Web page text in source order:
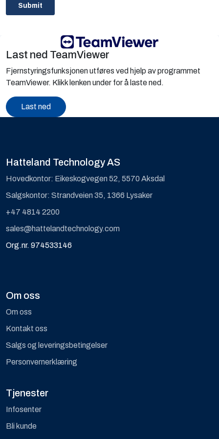
Last ned TeamViewer
Fjernstyringsfunksjonen utføres ved hjelp av programmet
TeamViewer. Klikk lenken under for å laste ned.
Last ned
Hatteland Technology AS
Hovedkontor: Eikeskogvegen 52, 5570 Aksdal
Salgskontor: Strandveien 35, 1366 Lysaker
+47 4814 2200
sales@hattelandtechnology.com
Org.nr. 974533146
Om oss
Om oss
Kontakt oss
Salgs og leveringsbetingelser
Personvernerklæring
Tjenester
Infosenter
Bli kunde